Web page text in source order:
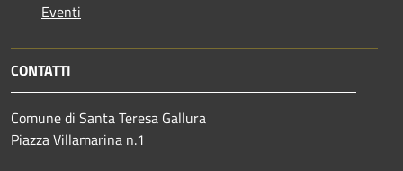
Eventi
CONTATTI
Comune di Santa Teresa Gallura
Piazza Villamarina n.1